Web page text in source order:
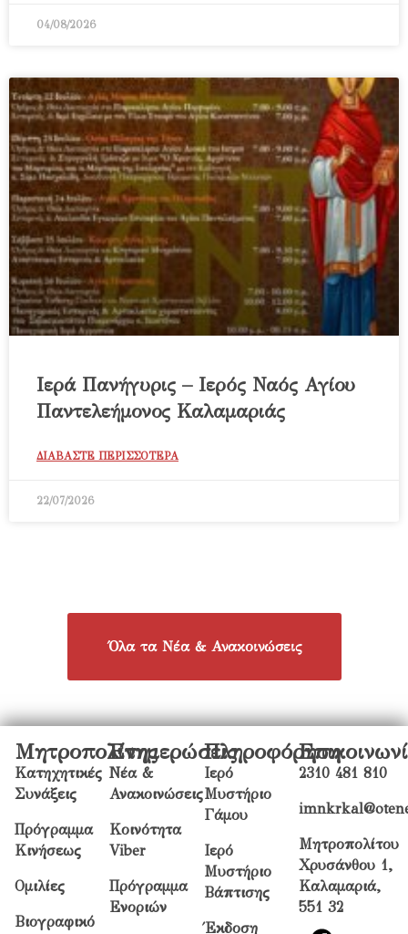
04/08/2026
Ιερά Πανήγυρις – Ιερός Ναός Αγίου
Παντελεήμονος Καλαμαριάς
ΔΙΑΒΑΣΤΕ ΠΕΡΙΣΣΟΤΕΡΑ
22/07/2026
Όλα τα Νέα & Ανακοινώσεις
Μητροπολίτης
Κατηχητικές
Συνάξεις
Πρόγραμμα
Κινήσεως
Ομιλίες
Βιογραφικό
Ενημερώσεις
Νέα &
Ανακοινώσεις
Κοινότητα
Viber
Πρόγραμμα
Ενοριών
Πληροφόρηση
Ιερό
Μυστήριο
Γάμου
Ιερό
Μυστήριο
Βάπτισης
Έκδοση
2310 481 810
Μητροπολίτου
Χρυσάνθου 1,
Καλαμαριά,
551 32